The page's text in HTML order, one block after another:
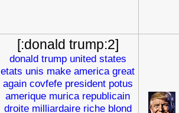
[:donald trump:2]
donald trump united states
etats unis make america great
again covfefe president potus
amerique murica republicain
droite milliardaire riche blond